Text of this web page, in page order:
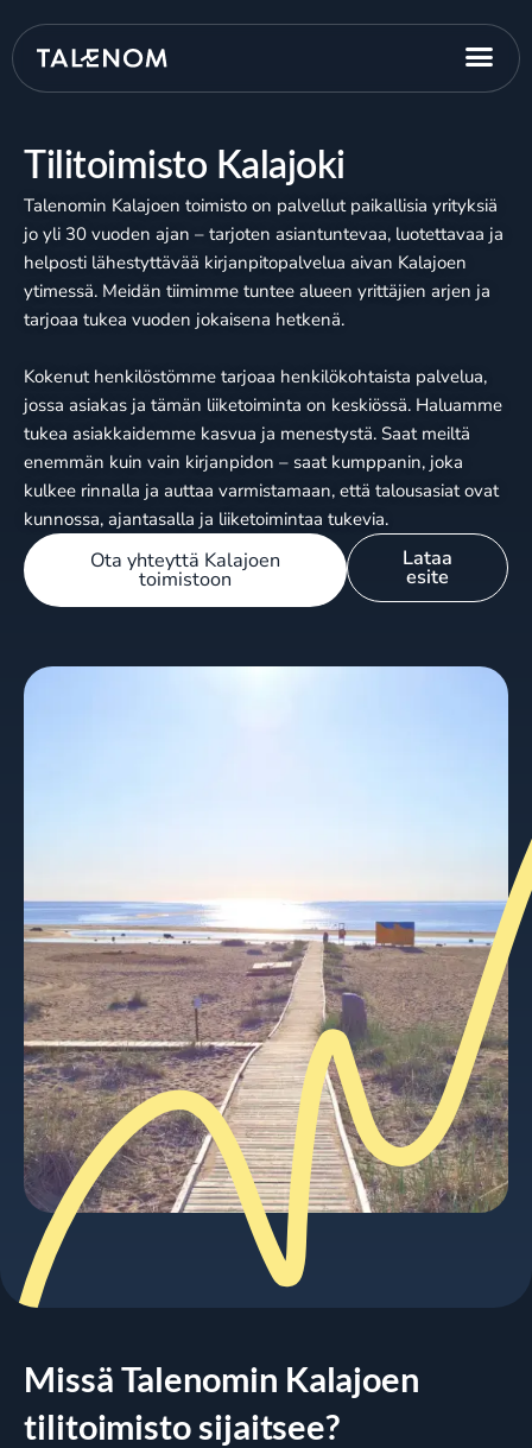
Tilitoimisto Kalajoki
Talenomin Kalajoen toimisto on palvellut paikallisia yrityksiä
jo yli 30 vuoden ajan – tarjoten asiantuntevaa, luotettavaa ja
helposti lähestyttävää kirjanpitopalvelua aivan Kalajoen
ytimessä. Meidän tiimimme tuntee alueen yrittäjien arjen ja
tarjoaa tukea vuoden jokaisena hetkenä.
Kokenut henkilöstömme tarjoaa henkilökohtaista palvelua,
jossa asiakas ja tämän liiketoiminta on keskiössä. Haluamme
tukea asiakkaidemme kasvua ja menestystä. Saat meiltä
enemmän kuin vain kirjanpidon – saat kumppanin, joka
kulkee rinnalla ja auttaa varmistamaan, että talousasiat ovat
kunnossa, ajantasalla ja liiketoimintaa tukevia.
Ota yhteyttä Kalajoen
toimistoon
Lataa
esite
Missä Talenomin Kalajoen
tilitoimisto sijaitsee?